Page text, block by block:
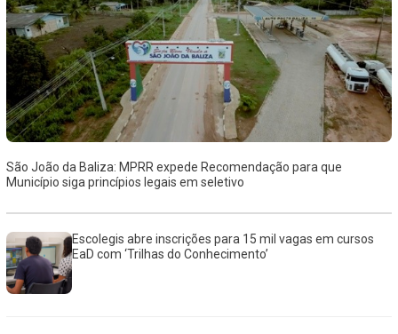
São João da Baliza: MPRR expede Recomendação para que
Município siga princípios legais em seletivo
Escolegis abre inscrições para 15 mil vagas em cursos
EaD com ‘Trilhas do Conhecimento’